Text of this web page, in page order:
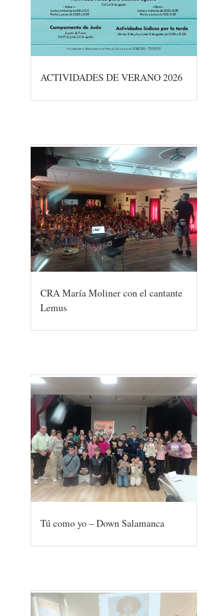
ACTIVIDADES DE VERANO 2026
CRA María Moliner con el cantante
Lemus
Tú como yo – Down Salamanca